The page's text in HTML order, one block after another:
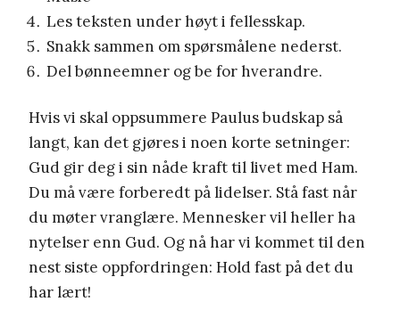
Les teksten under høyt i fellesskap.
Snakk sammen om spørsmålene nederst.
Del bønneemner og be for hverandre.
Hvis vi skal oppsummere Paulus budskap så
langt, kan det gjøres i noen korte setninger:
Gud gir deg i sin nåde kraft til livet med Ham.
Du må være forberedt på lidelser. Stå fast når
du møter vranglære. Mennesker vil heller ha
nytelser enn Gud. Og nå har vi kommet til den
nest siste oppfordringen: Hold fast på det du
har lært!